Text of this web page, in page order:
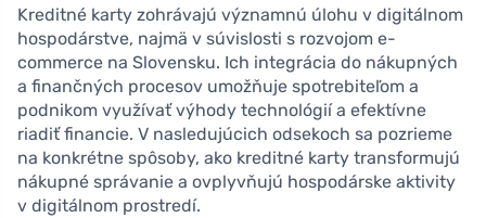
Kreditné karty zohrávajú významnú úlohu v digitálnom
hospodárstve, najmä v súvislosti s rozvojom e-
commerce na Slovensku. Ich integrácia do nákupných
a finančných procesov umožňuje spotrebiteľom a
podnikom využívať výhody technológií a efektívne
riadiť financie. V nasledujúcich odsekoch sa pozrieme
na konkrétne spôsoby, ako kreditné karty transformujú
nákupné správanie a ovplyvňujú hospodárske aktivity
v digitálnom prostredí.